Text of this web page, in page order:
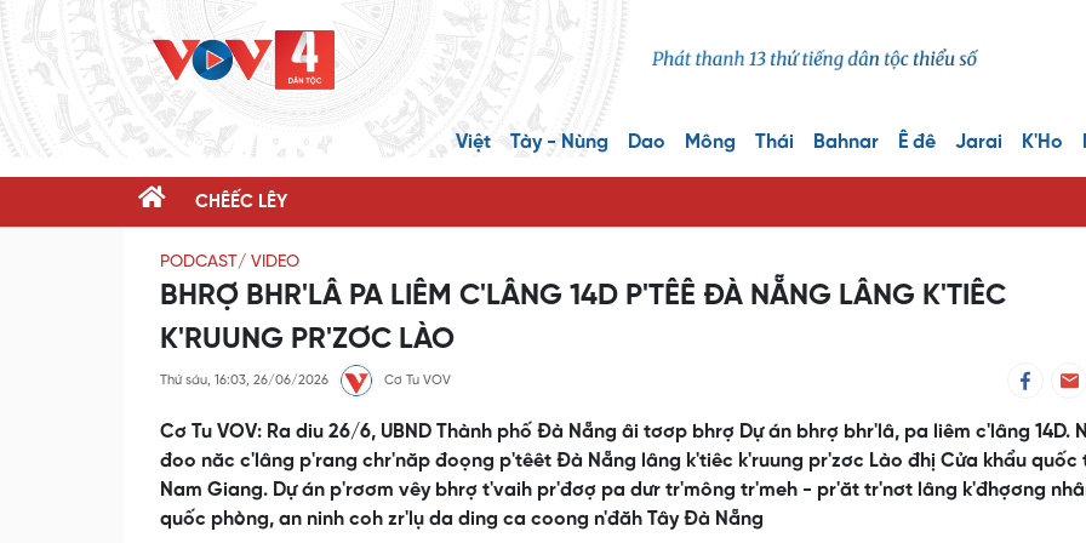
Việt Tày - Nùng Dao Mông Thái Bahnar Ê đê Jarai K'Ho
CHÊẾC LÊY
PODCAST/ VIDEO
BHRỢ BHR'LÂ PA LIÊM C'LÂNG 14D P'TÊÊ ĐÀ NẴNG LÂNG K'TIÊC
K'RUUNG PR'ZƠC LÀO
Thứ sáu, 16:03, 26/06/2026 Cơ Tu VOV
Cơ Tu VOV: Ra diu 26/6, UBND Thành phố Đà Nẵng âi tơơp bhrợ Dự án bhrợ bhr'lâ, pa liêm c'lâng 14D.
đoo năc c'lâng p'rang chr'năp đoọng p'têêt Đà Nẵng lâng k'tiêc k'ruung pr'zơc Lào đhị Cửa khẩu quốc
Nam Giang. Dự án p'rơơm vêy bhrợ t'vaih pr'đơợ pa dưr tr'mông tr'meh - pr'ăt tr'nơt lâng k'đhợơng
quốc phòng, an ninh coh zr'lụ da ding ca coong n'đăh Tây Đà Nẵng